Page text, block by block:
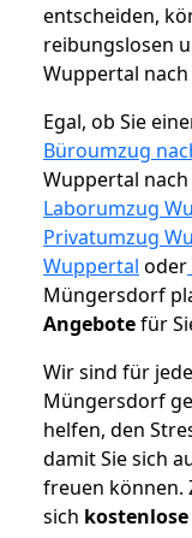
entscheiden,
reibungslosen
Wuppertal
Egal, ob Sie
Büroumzug
Wuppertal
Laborumzug
Privatumzug
Wuppertal oder
Müngersdorf
Angebotefür
Wir sind für
Müngersdorf
helfen, den
damit Sie sich
freuen können.
sich